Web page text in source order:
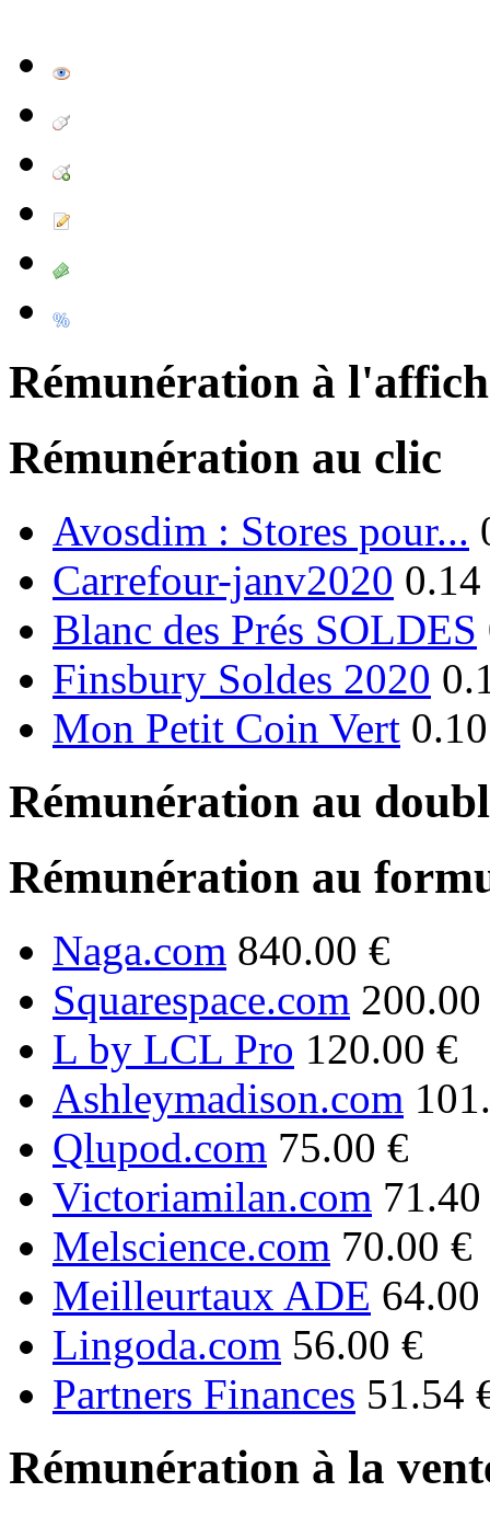
Rémunération à
Rémunération au clic
Avosdim : Stores pour...
Carrefour-janv2020
Blanc des Prés SOLDES
Finsbury Soldes 2020
Mon Petit Coin Vert
Rémunération au
Rémunération au
Naga.com 840.00 €
Squarespace.com
L by LCL Pro 120.00 €
Ashleymadison.com
Qlupod.com 75.00 €
Victoriamilan.com
Melscience.com 70.00 €
Meilleurtaux ADE 64.00
Lingoda.com 56.00 €
Partners Finances 51.54
Rémunération à la